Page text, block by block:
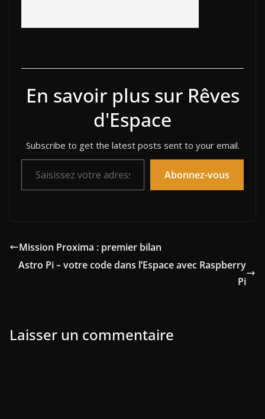
En savoir plus sur Rêves
d'Espace
Subscribe to get the latest posts sent to your email.
Saisissez votre adresse e-mail…
Abonnez-vous
Mission Proxima : premier bilan
Astro Pi – votre code dans l’Espace avec Raspberry
Pi
Laisser un commentaire